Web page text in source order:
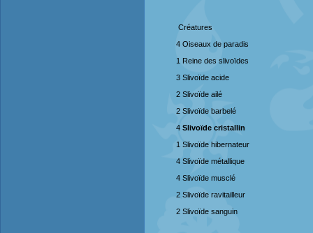
Créatures
4 Oiseaux de paradis
1 Reine des slivoïdes
3 Slivoïde acide
2 Slivoïde ailé
2 Slivoïde barbelé
4 Slivoïde cristallin
1 Slivoïde hibernateur
4 Slivoïde métallique
4 Slivoïde musclé
2 Slivoïde ravitailleur
2 Slivoïde sanguin